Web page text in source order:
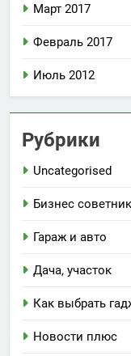
Март 2017
Февраль 2017
Июль 2012
Рубрики
Uncategorised
Бизнес советник
Гараж и авто
Дача, участок
Как выбрать
Новости плюс